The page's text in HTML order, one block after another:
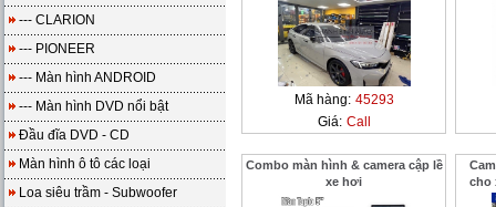
--- CLARION
--- PIONEER
--- Màn hình ANDROID
--- Màn hình DVD nổi bật
Đầu đĩa DVD - CD
Màn hình ô tô các loại
Loa siêu trầm - Subwoofer
Mã hàng: 45293
Giá: Call
Combo màn hình & camera cập lề
xe hơi
cho